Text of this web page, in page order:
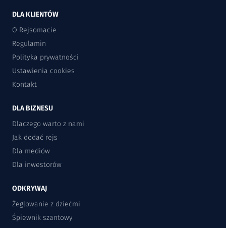
DLA KLIENTÓW
O Rejsomacie
Regulamin
Polityka prywatności
Ustawienia cookies
Kontakt
DLA BIZNESU
Dlaczego warto z nami
Jak dodać rejs
Dla mediów
Dla inwestorów
ODKRYWAJ
Żeglowanie z dziećmi
Śpiewnik szantowy